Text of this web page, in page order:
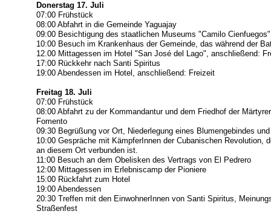
Donerstag 17. Juli
07:00 Frühstück
08:00 Abfahrt in die Gemeinde Yaguajay
09:00 Besichtigung des staatlichen Museums "Camilo Cienfuegos"
10:00 Besuch im Krankenhaus der Gemeinde, das während der
12.00 Mittagessen im Hotel "San José del Lago", anschließend:
17:00 Rückkehr nach Santi Spiritus
19:00 Abendessen im Hotel, anschließend: Freizeit
Freitag 18. Juli
07:00 Frühstück
08:00 Abfahrt zu der Kommandantur und dem Friedhof der
Fomento
09:30 Begrüßung vor Ort, Niederlegung eines Blumengebindes
10:00 Gespräche mit KämpferInnen der Cubanischen Revolution,
an diesem Ort verbunden ist.
11:00 Besuch an dem Obelisken des Vertrags von El Pedrero
12:00 Mittagessen im Erlebniscamp der Pioniere
15:00 Rückfahrt zum Hotel
19:00 Abendessen
20:30 Treffen mit den EinwohnerInnen von Santi Spiritus,
Straßenfest